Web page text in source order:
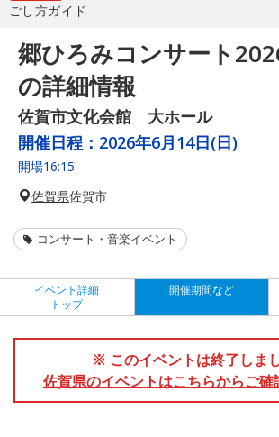
ごし方ガイド
郷ひろみコンサート
の詳細情報
佐賀市文化会館 大ホール
開催日程： 2026年6月14日(日)
開場16:15
佐賀県佐賀市
コンサート・音楽イベント
イベント詳細
トップ
開催期間など
※ このイベントは終了しまし
佐賀県のイベントはこちらからご確